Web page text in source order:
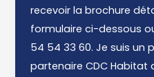
recevoir la brochure
formulaire ci-dessous
54 54 33 60. Je suis un
partenaire​ CDC Habitat